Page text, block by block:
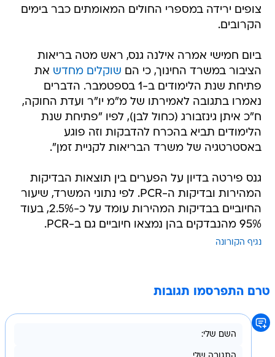
צופים ירידה במספרי החולים המאומתים כבר בימים
הקרובים.
ביום חמישי אמרה אילנה גנס, ראש מטה בריאות
הציבור במשרד החינוך, כי הם שוקלים מחדש את
פתיחת שנת הלימודים ב-1 בספטמבר. הדברים
נאמרו בתגובה לאמירתו של מ"מ יו"ר ועדת החוקה,
ח"כ איתן גינזבורג (כחול לבן), לפיו "פתיחת שנת
הלימודים תביא בהכרח להדבקות וזה פוגע
באסטרטגיה של משרד הבריאות לקניית זמן".
גנס פירטה בדיון על הפערים בין תוצאות הבדיקות
המהירות ובדיקות ה-PCR. לפי נתוני המשרד, שיעור
החיוביים בבדיקות המהירות עומד על כ-2.5%, בעוד
95% מהנבדקים בהן נמצאו חיוביים גם ב-PCR.
נגיף הקורונה
טרם התפרסמו תגובות